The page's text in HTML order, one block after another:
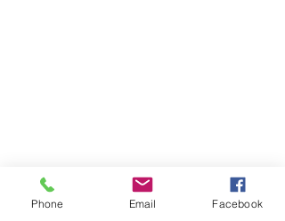
Phone Email Facebook